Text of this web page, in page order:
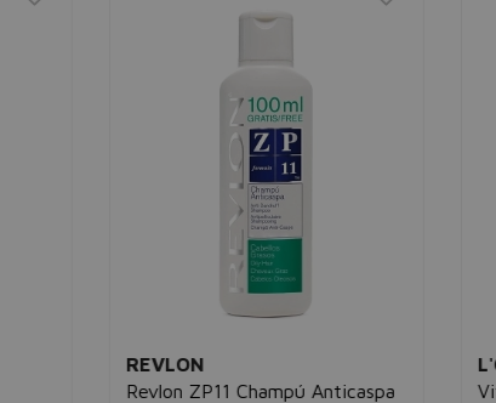
REVLON
Revlon ZP11 Champú Anticaspa